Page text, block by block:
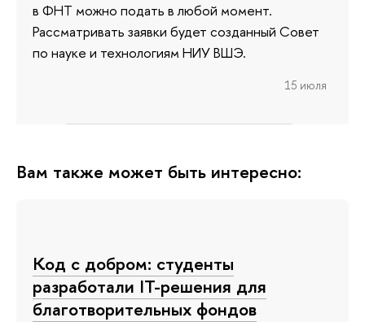
в ФНТ можно подать в любой момент.
Рассматривать заявки будет созданный Совет
по науке и технологиям НИУ ВШЭ.
15 июля
Вам также может быть интересно:
Код с добром: студенты
разработали IT-решения для
благотворительных фондов